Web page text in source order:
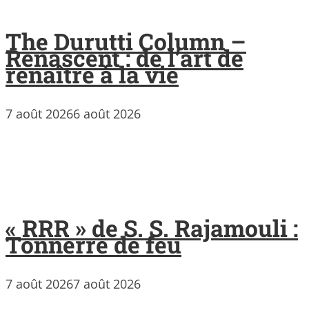
The Durutti Column –
Renascent : de l’art de
renaître à la vie
7 août 20266 août 2026
« RRR » de S. S. Rajamouli :
Tonnerre de feu
7 août 20267 août 2026